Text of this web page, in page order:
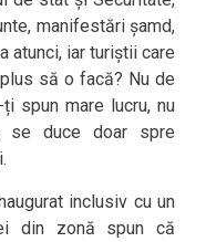
manifestări șamd,
atunci, iar turiștii care
să o facă? Nu de
spun mare lucru, nu
se duce doar spre
inclusiv cu un
din zonă spun că